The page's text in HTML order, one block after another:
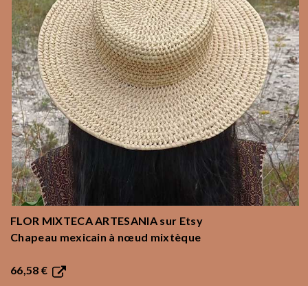
FLOR MIXTECA ARTESANIA sur Etsy
Chapeau mexicain à nœud mixtèque
66,58 €